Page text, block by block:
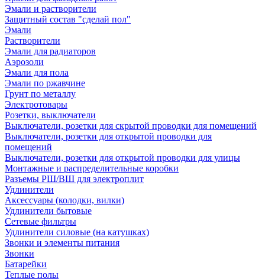
Эмали и растворители
Защитный состав "сделай пол"
Эмали
Растворители
Эмали для радиаторов
Аэрозоли
Эмали для пола
Эмали по ржавчине
Грунт по металлу
Электротовары
Розетки, выключатели
Выключатели, розетки для скрытой проводки для помещений
Выключатели, розетки для открытой проводки для
помещений
Выключатели, розетки для открытой проводки для улицы
Монтажные и распределительные коробки
Разъемы РШ/ВШ для электроплит
Удлинители
Аксессуары (колодки, вилки)
Удлинители бытовые
Сетевые фильтры
Удлинители силовые (на катушках)
Звонки и элементы питания
Звонки
Батарейки
Теплые полы